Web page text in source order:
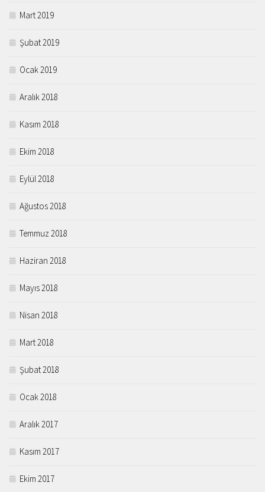
Mart 2019
Şubat 2019
Ocak 2019
Aralık 2018
Kasım 2018
Ekim 2018
Eylül 2018
Ağustos 2018
Temmuz 2018
Haziran 2018
Mayıs 2018
Nisan 2018
Mart 2018
Şubat 2018
Ocak 2018
Aralık 2017
Kasım 2017
Ekim 2017